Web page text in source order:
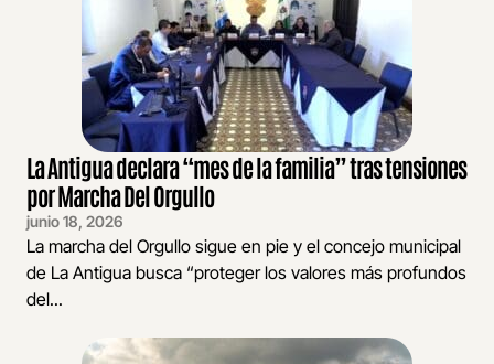
La Antigua declara “mes de la familia” tras tensiones
por Marcha Del Orgullo
junio 18, 2026
La marcha del Orgullo sigue en pie y el concejo municipal
de La Antigua busca “proteger los valores más profundos
del...